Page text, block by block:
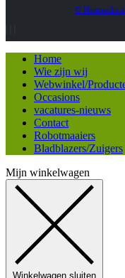
©
Home
Wie zijn wij
Webwinkel/
Occasions
vacatures-nieuws
Contact
Robotmaaiers
Bladblazers/Zuigers
Mijn winkelwagen
Winkelwagen sluiten